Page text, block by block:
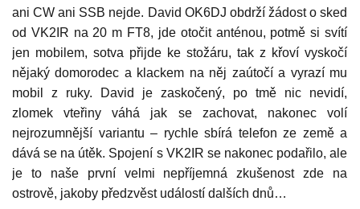
ani CW ani SSB nejde. David OK6DJ obdrží žádost o sked
od VK2IR na 20 m FT8, jde otočit anténou, potmě si svítí
jen mobilem, sotva přijde ke stožáru, tak z křoví vyskočí
nějaký domorodec a klackem na něj zaútočí a vyrazí mu
mobil z ruky. David je zaskočený, po tmě nic nevidí,
zlomek vteřiny váhá jak se zachovat, nakonec volí
nejrozumnější variantu – rychle sbírá telefon ze země a
dává se na útěk. Spojení s VK2IR se nakonec podařilo, ale
je to naše první velmi nepříjemná zkušenost zde na
ostrově, jakoby předzvěst událostí dalších dnů…